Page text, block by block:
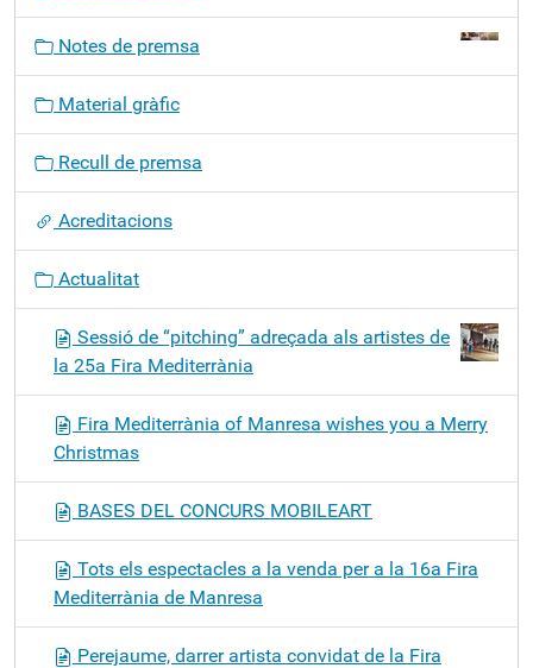
ó
Notes de premsa
Material gràfic
Recull de premsa
Acreditacions
Actualitat
Sessió de “pitching” adreçada als artistes de
la 25a Fira Mediterrània
Fira Mediterrània of Manresa wishes you a Merry
Christmas
BASES DEL CONCURS MOBILEART
Tots els espectacles a la venda per a la 16a Fira
Mediterrània de Manresa
Perejaume, darrer artista convidat de la Fira